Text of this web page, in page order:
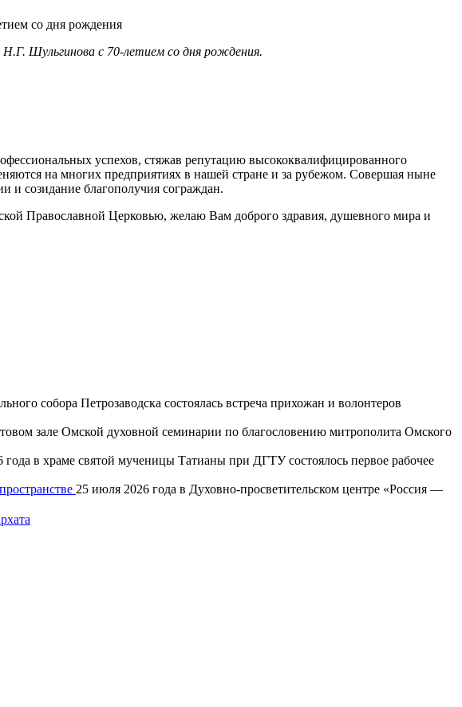
Шульгинова с 70-летием со дня рождения.
успехов, стяжав репутацию высококвалифицированного
на многих предприятиях в нашей стране и за рубежом. Совершая ныне
и созидание благополучия сограждан.
Православной Церковью, желаю Вам доброго здравия, душевного мира и
собора Петрозаводска состоялась встреча прихожан и волонтеров
зале Омской духовной семинарии по благословению митрополита Омского
года в храме святой мученицы Татианы при ДГТУ состоялось первое рабочее
25 июля 2026 года в Духовно-просветительском центре «Россия —